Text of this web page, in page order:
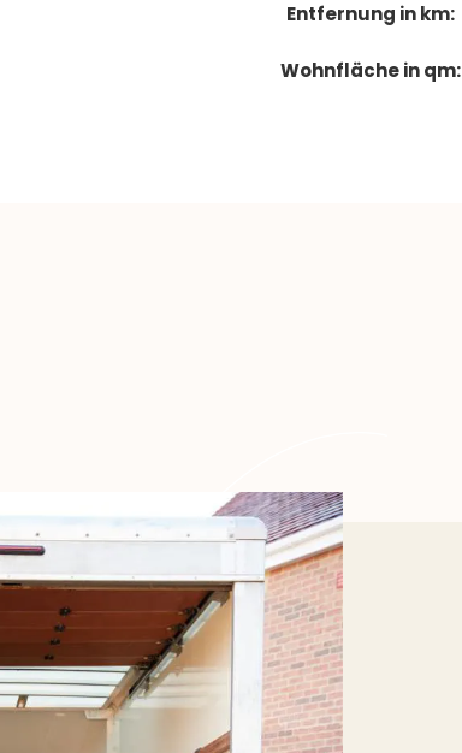
Entfernung in km:
Wohnfläche in qm: